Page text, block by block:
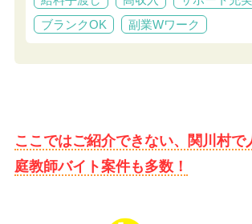
ブランクOK
副業Wワーク
ここではご紹介できない、関川村で
庭教師バイト案件も多数！